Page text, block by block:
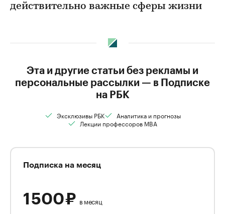
действительно важные сферы жизни
Эта и другие статьи без рекламы и
персональные рассылки — в Подписке
на РБК
Эксклюзивы РБК
Аналитика и прогнозы
Лекции профессоров MBA
Подписка на месяц
1 500 ₽ в месяц